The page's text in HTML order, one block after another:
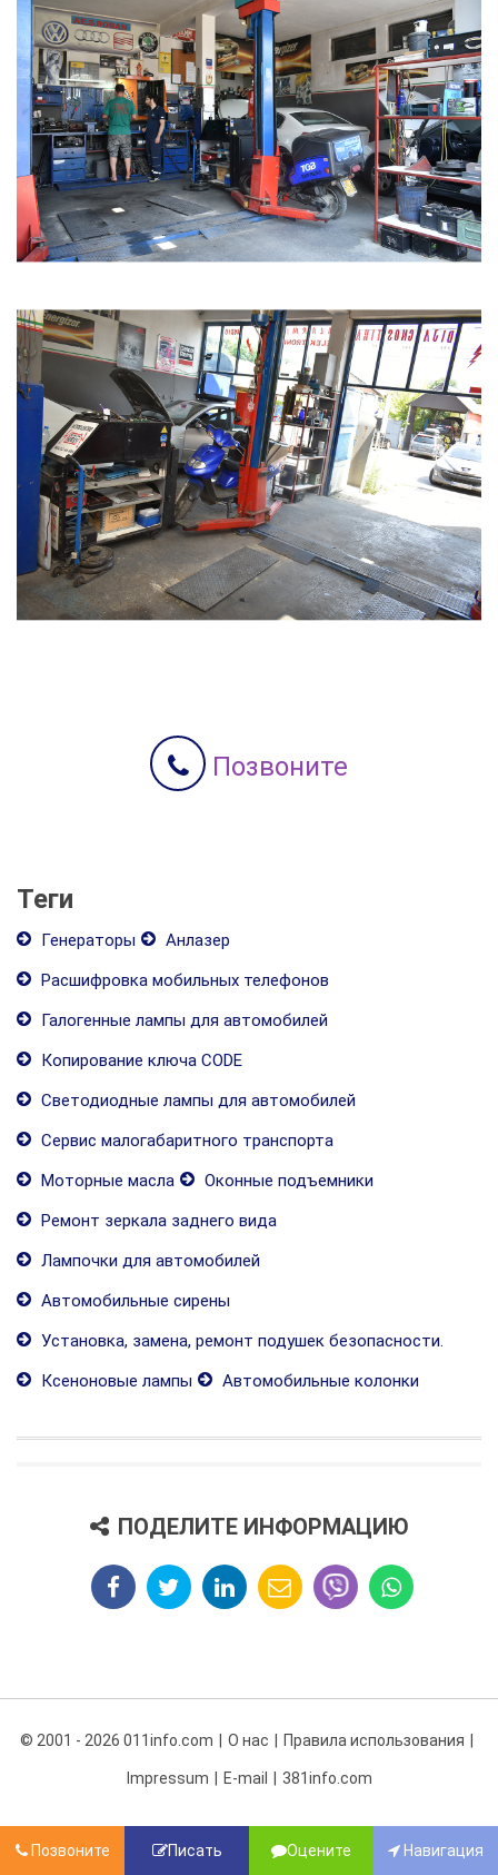
Позвоните
Теги
Генераторы
Анлазер
Расшифровка мобильных телефонов
Галогенные лампы для автомобилей
Копирование ключа CODE
Светодиодные лампы для автомобилей
Сервис малогабаритного транспорта
Моторные масла
Оконные подъемники
Ремонт зеркала заднего вида
Лампочки для автомобилей
Автомобильные сирены
Установка, замена, ремонт подушек безопасности.
Ксеноновые лампы
Автомобильные колонки
ПОДЕЛИТЕ ИНФОРМАЦИЮ
Позвоните Писать Оцените Навигация
© 2001 - 2026 011info.com О нас Правила использования
Impressum E-mail 381info.com